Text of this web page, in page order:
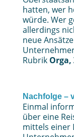
hatten, wer
würde. Wer
allerdings
neue
Rubrik
Nachfolge –
Einmal
über eine
mittels einer